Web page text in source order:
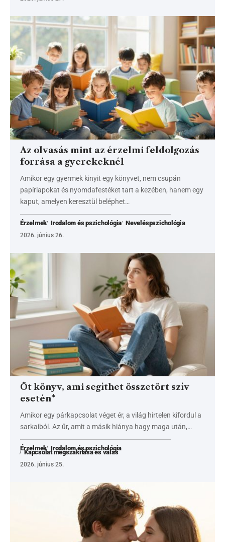
Az olvasás mint az érzelmi feldolgozás
forrása a gyerekeknél
Amikor egy gyermek kinyit egy könyvet, nem csupán
papírlapokat és nyomdafestéket tart a kezében, hanem egy
kaput, amelyen keresztül beléphet…
Érzelmek Irodalom és pszichológia Neveléspszichológia
2026. június 26.
Öt könyv, ami segíthet összetört szív
esetén*
Amikor egy párkapcsolat véget ér, a világ hirtelen kifordul a
sarkaiból. Az űr, amit a másik hiánya hagy maga után,…
Érzelmek Irodalom és pszichológia
Kapcsolat megszakítása és válás
2026. június 25.